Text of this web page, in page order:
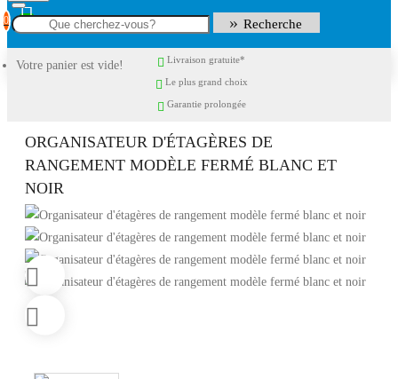
0
Votre panier est vide!
Recherche
Livraison gratuite*
Le plus grand choix
Garantie prolongée
ORGANISATEUR D'ÉTAGÈRES DE
RANGEMENT MODÈLE FERMÉ BLANC ET
NOIR